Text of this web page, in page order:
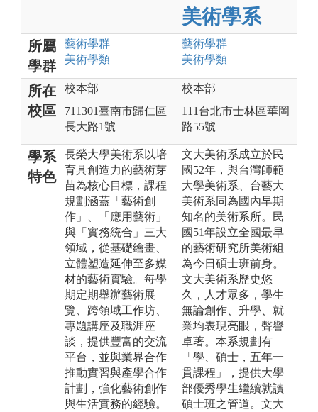
美術學系
所屬
學群
藝術學群
美術學類
藝術學群
美術學類
所在
校區
校本部
711301臺南市歸仁區
長大路1號
校本部
111台北市士林區華岡
路55號
學系
特色
長榮大學美術系以培
育具創造力的藝術芽
苗為核心目標，課程
規劃涵蓋「藝術創
作」、「應用藝術」
與「實務統合」三大
領域，從基礎繪畫、
立體塑造延伸至多媒
材的藝術實驗。每學
期定期舉辦藝術展
覽、跨領域工作坊、
專題講座及職涯座
談，提供豐富的交流
平台，並與業界合作
推動實習與產學合作
計劃，強化藝術創作
與生活實務的經驗。
文大美術系成立於民
國52年，與台灣師範
大學美術系、台藝大
美術系同為國內早期
知名的美術系所。民
國51年設立全國最早
的藝術研究所美術組
為今日碩士班前身。
文大美術系歷史悠
久，人才眾多，學生
無論創作、升學、就
業均表現亮眼，聲譽
卓著。本系規劃有
「學、碩士，五年一
貫課程」，提供大學
部優秀學生繼續就讀
碩士班之管道。文大